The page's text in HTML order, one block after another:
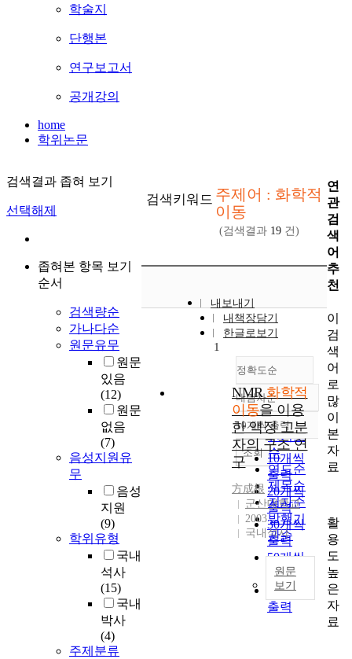
학술지
단행본
연구보고서
공개강의
home
학위논문
검색결과 좁혀 보기
선택해제
좁혀본 항목 보기
순서
검색량순
가나다순
원문유무
원문
있음
(12)
원문
없음
(7)
음성지원유
무
음성
지원
(9)
학위유형
국내
석사
(15)
국내
박사
(4)
주제분류
검색키워드 주제어 : 화학적
이동
(검색결과 19 건)
내보내기
내책장담기
한글로보기
정확도순
정확도
순
인기도
순
연도순
제목순
저자순
발행기
관순
내림차순
내림차순
10개씩 출력
10개씩
출력
20개씩
출력
30개씩
출력
50개씩
출력
100개씩
출력
조회
1
NMR화학적
이동을 이용
한 액정 고분
자의 구조 연
구
方成根
군산대학교
2003
국내석사
원문
보기
연
관
검
색
어
추
천
이
검
색
어
로
많
이
본
자
료
활
용
도
높
은
자
료